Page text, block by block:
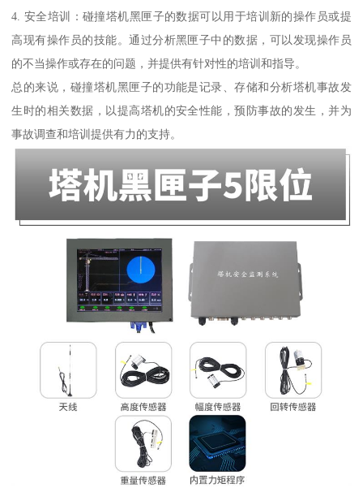
4. 安全培训：碰撞塔机黑匣子的数据可以用于培训新的操作员或提
高现有操作员的技能。通过分析黑匣子中的数据，可以发现操作员
的不当操作或存在的问题，并提供有针对性的培训和指导。
总的来说，碰撞塔机黑匣子的功能是记录、存储和分析塔机事故发
生时的相关数据，以提高塔机的安全性能，预防事故的发生，并为
事故调查和培训提供有力的支持。